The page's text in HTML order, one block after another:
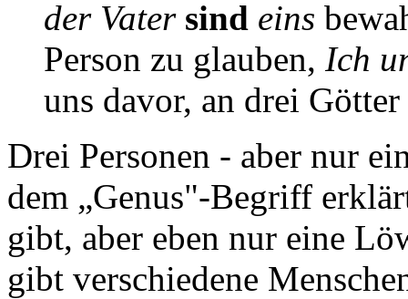
der Vater sind eins
Person zu glauben, Ich
uns davor, an drei
Drei Personen - aber nur
dem „Genus"-Begriff
gibt, aber eben nur eine
gibt verschiedene